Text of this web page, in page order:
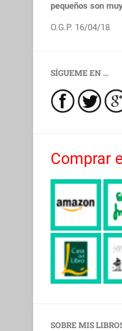
pequeños son
O.G.P. 16/04/18
SÍGUEME EN …
Comprar
SOBRE MIS